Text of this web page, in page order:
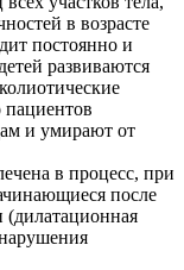
в возрасте
постоянно и
развиваются
и умирают от
в процесс, при
после
(дилатационная